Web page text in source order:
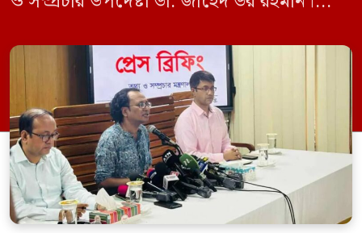
সম্মেলন কক্ষে এক প্রেস ব্রিফিংয়ে সাংবাদিকদের
এক প্রশ্নের জবাবে তিনি এ কথা বলেন।